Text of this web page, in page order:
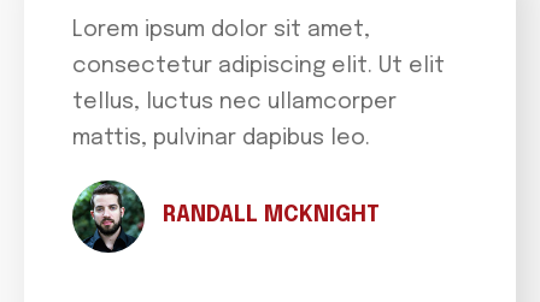
Lorem ipsum dolor sit amet,
consectetur adipiscing elit. Ut elit
tellus, luctus nec ullamcorper
mattis, pulvinar dapibus leo.
RANDALL MCKNIGHT